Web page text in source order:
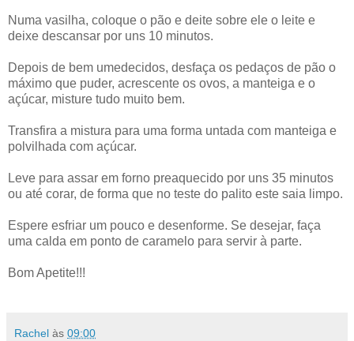
Numa vasilha, coloque o pão e deite sobre ele o leite e
deixe descansar por uns 10 minutos.
Depois de bem umedecidos, desfaça os pedaços de pão o
máximo que puder, acrescente os ovos, a manteiga e o
açúcar, misture tudo muito bem.
Transfira a mistura para uma forma untada com manteiga e
polvilhada com açúcar.
Leve para assar em forno preaquecido por uns 35 minutos
ou até corar, de forma que no teste do palito este saia limpo.
Espere esfriar um pouco e desenforme. Se desejar, faça
uma calda em ponto de caramelo para servir à parte.
Bom Apetite!!!
Rachel às 09:00